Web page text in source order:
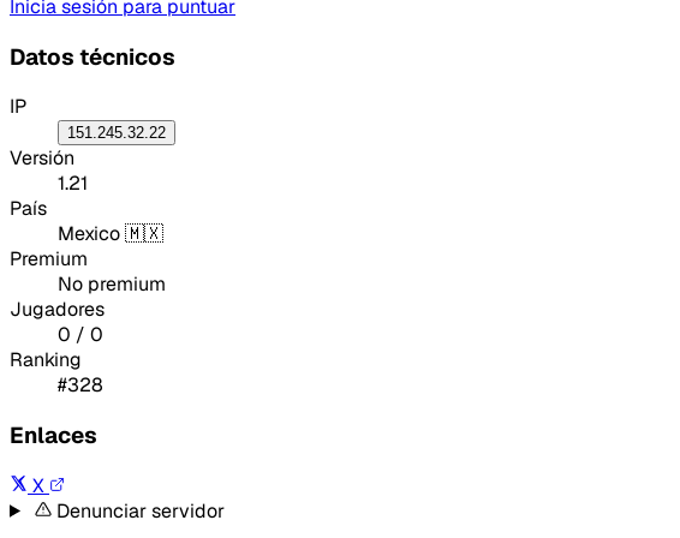
Inicia sesión para puntuar
Datos técnicos
IP
151.245.32.22
Versión
1.21
País
Mexico 🇲🇽
Premium
No premium
Jugadores
0 / 0
Ranking
#328
Enlaces
X
Denunciar servidor